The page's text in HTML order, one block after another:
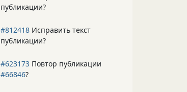
публикации?
#812418 Исправить текст
публикации?
#623173 Повтор публикации
#66846?